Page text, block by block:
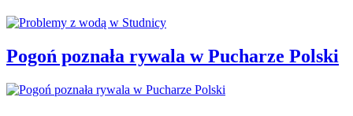
Pogoń poznała rywala w Pucharze Polski